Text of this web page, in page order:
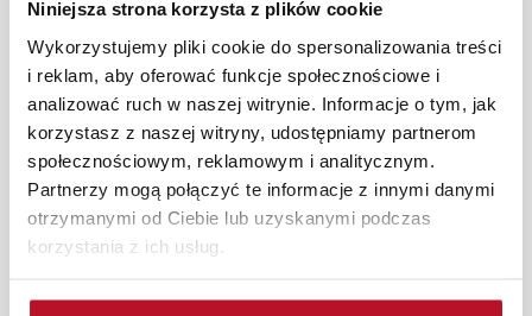
Niniejsza strona korzysta z plików cookie
Wykorzystujemy pliki cookie do spersonalizowania treści
i reklam, aby oferować funkcje społecznościowe i
analizować ruch w naszej witrynie. Informacje o tym, jak
korzystasz z naszej witryny, udostępniamy partnerom
społecznościowym, reklamowym i analitycznym.
Partnerzy mogą połączyć te informacje z innymi danymi
otrzymanymi od Ciebie lub uzyskanymi podczas
korzystania z ich usług.
roboczych na terenie całej Polski. W przypadku
zamówień internetowych czas dostawy wynosi do 5 dni
roboczych, również na terenie całego kraju. Wszystkie
zamówienia powyżej 1000 zł dostarczamy gratis
niezależnie od miejsca złożenia zamówienia.
Zdjęcia produktów mają charakter poglądowy.
Rzeczywiste kolory i struktura materiałów mogą różnić
się od widocznych na ekranie, zależnie od ustawień
monitora, rodzaju wyświetlacza i oświetlenia.
Popularne wyszukania: